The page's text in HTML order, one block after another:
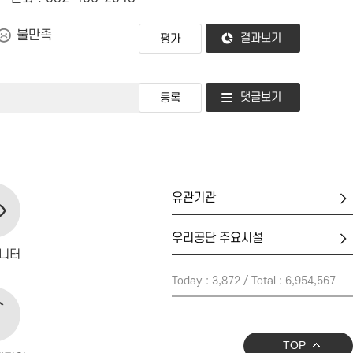
불만족
결과보기
댓글보기
터
유
관
우
단
주
Today : 3,872 / Total : 6,954,567
TOP